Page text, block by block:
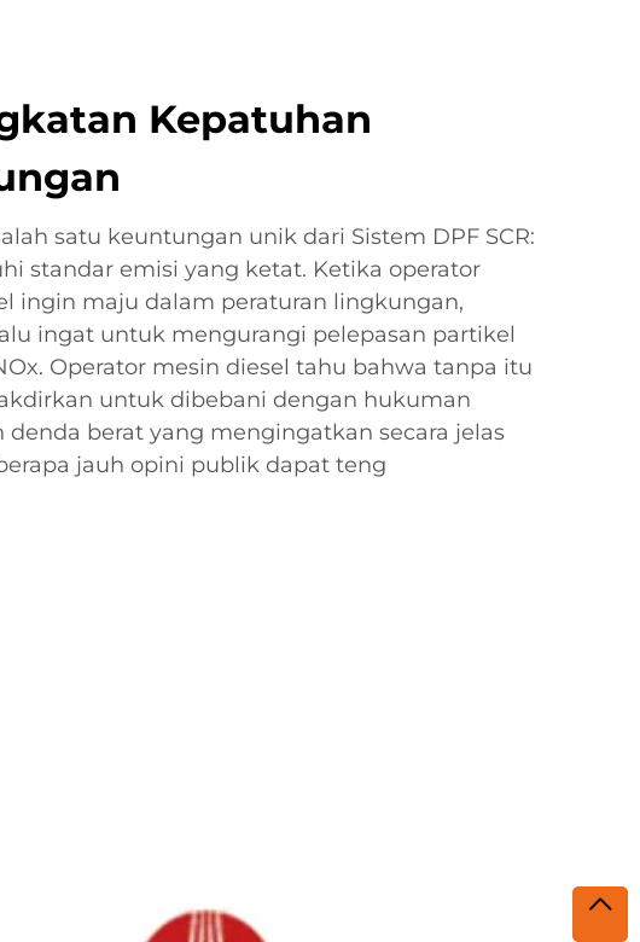
Kepatuhan
satu keuntungan unik dari Sistem DPF SCR:
standar emisi yang ketat. Ketika operator
ingin maju dalam peraturan lingkungan,
ingat untuk mengurangi pelepasan partikel
Operator mesin diesel tahu bahwa tanpa itu
untuk dibebani dengan hukuman
denda berat yang mengingatkan secara jelas
jauh opini publik dapat teng